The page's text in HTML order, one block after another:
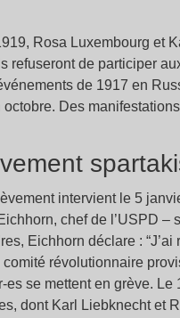
Rosa Luxembourg et
refuseront de participer
de 1917 en
octobre. Des
intervient le 5
chef de l’USPD –
Eichhorn déclare :
comité révolutionnaire
es se mettent en grève.
dont Karl Liebknecht et